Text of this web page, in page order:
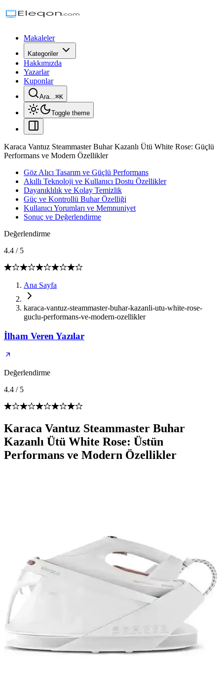
Makaleler
Kategoriler
Hakkımızda
Yazarlar
Kuponlar
Ara...⌘K
Toggle theme
Karaca Vantuz Steammaster Buhar Kazanlı Ütü White Rose: Güçlü
Performans ve Modern Özellikler
Göz Alıcı Tasarım ve Güçlü Performans
Akıllı Teknoloji ve Kullanıcı Dostu Özellikler
Dayanıklılık ve Kolay Temizlik
Güç ve Kontrollü Buhar Özelliği
Kullanıcı Yorumları ve Memnuniyet
Sonuç ve Değerlendirme
Değerlendirme
4.4 / 5
Ana Sayfa
karaca-vantuz-steammaster-buhar-kazanli-utu-white-rose-
guclu-performans-ve-modern-ozellikler
İlham Veren Yazılar
Değerlendirme
4.4 / 5
Karaca Vantuz Steammaster Buhar
Kazanlı Ütü White Rose: Üstün
Performans ve Modern Özellikler